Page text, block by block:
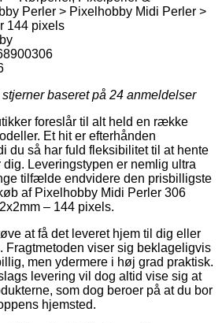
Perler > Pixelhobby Midi Perler >
144 pixels
baseret på 24 anmeldelser
foreslår til alt held en række
Et hit er efterhånden
du så har fuld fleksibilitet til at hente
Leveringstypen er nemlig ultra
tilfælde endvidere den prisbilligste
af Pixelhobby Midi Perler 306
– 144 pixels.
at få det leveret hjem til dig eller
Fragtmetoden viser sig beklageligvis
men ydermere i høj grad praktisk.
levering vil dog altid vise sig at
som dog beroer på at du bor
hjemsted.